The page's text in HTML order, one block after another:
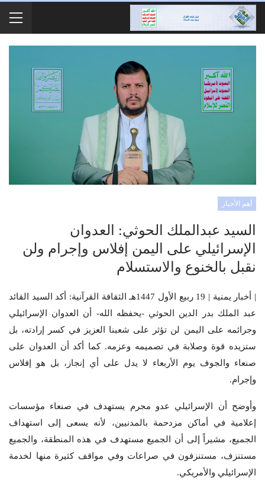
أهم الأخبار
السيد عبدالملك الحوثي: العدوان
الإسرائيلي على اليمن إفلاس وإجرام ولن
نقبل بالخنوع والاستسلام
| أخبار يمنية | 19 ربيع الأول 1447هـ الثقافة القرآنية: أكد السيد القائد
عبد الملك بدر الدين الحوثي -يحفظه الله- أن العدوان الإسرائيلي
وجرائمه على اليمن لن تؤثر على شعبنا العزيز في كسر إرادته، بل
ستزيده قوة وصلابة في تصميمه وعزمه. كما أكد أن العدوان على
صنعاء والجوف يوم الأربعاء لا يدل على أي إنجاز، بل هو إفلاس
وإجرام.
وأوضح أن الإسرائيلي عدو مجرم يستهدف في صنعاء مؤسسات
إعلامية في أماكن مزدحمة بالمدنيين، لأنه يسعى إلى استهداف
الجميع، مشيراً إلى أن الجميع مستهدف في هذه المنطقة، والجميع
مستنزف، مستنزفون في صراعات وفي مواقف كثيرة منها لخدمة
الإسرائيلي والأمريكي.